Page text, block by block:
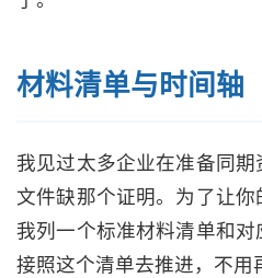
材料清单与时间轴
我见过太多企业在准备同
文件缺那个证明。为了让你
我列一个标准材料清单和
接照这个清单去推进，不用